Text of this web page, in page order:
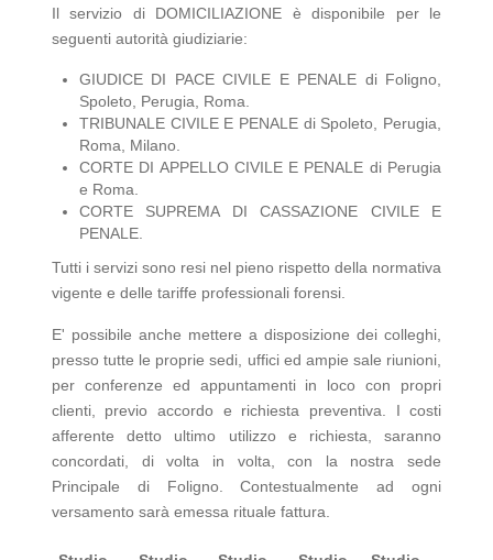
Il servizio di DOMICILIAZIONE è disponibile per le
seguenti autorità giudiziarie:
GIUDICE DI PACE CIVILE E PENALE di Foligno,
Spoleto, Perugia, Roma.
TRIBUNALE CIVILE E PENALE di Spoleto, Perugia,
Roma, Milano.
CORTE DI APPELLO CIVILE E PENALE di Perugia
e Roma.
CORTE SUPREMA DI CASSAZIONE CIVILE E
PENALE.
Tutti i servizi sono resi nel pieno rispetto della normativa
vigente e delle tariffe professionali forensi.
E' possibile anche mettere a disposizione dei colleghi,
presso tutte le proprie sedi, uffici ed ampie sale riunioni,
per conferenze ed appuntamenti in loco con propri
clienti, previo accordo e richiesta preventiva. I costi
afferente detto ultimo utilizzo e richiesta, saranno
concordati, di volta in volta, con la nostra sede
Principale di Foligno. Contestualmente ad ogni
versamento sarà emessa rituale fattura.